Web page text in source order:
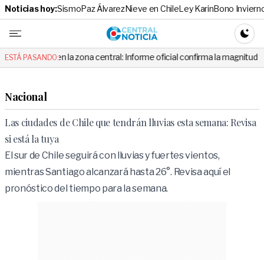
Noticias hoy:SismoPaz ÁlvarezNieve en ChileLey KarinBono
Central
ESTÁ PASANDO:
en la zona central: Informe oficial confirma la magnitud y el origen del
Nacional
Las ciudades de Chile que tendrán lluvias esta semana: Revisa
si está la tuya
El sur de Chile seguirá con lluvias y fuertes vientos,
mientras Santiago alcanzará hasta 26°. Revisa aquí el
pronóstico del tiempo para la semana.